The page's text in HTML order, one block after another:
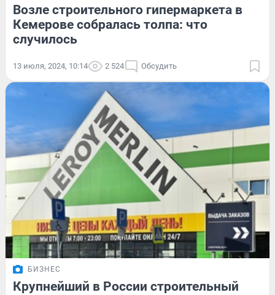
Возле строительного гипермаркета в
Кемерове собралась толпа: что
случилось
13 июля, 2024, 10:14 2 524 Обсудить
БИЗНЕС
Крупнейший в России строительный